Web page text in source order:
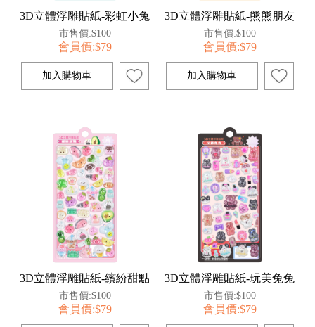
3D立體浮雕貼紙-彩虹小兔
市售價:$100
會員價:$79
3D立體浮雕貼紙-熊熊朋友
市售價:$100
會員價:$79
3D立體浮雕貼紙-繽紛甜點
市售價:$100
會員價:$79
3D立體浮雕貼紙-玩美兔兔
市售價:$100
會員價:$79